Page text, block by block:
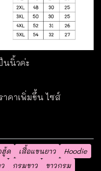
นนิ้วค่ะ
คาเพิ่มขึ้น ไซส์
ฮู้ด เสื้อแขนยาว
Hoodie
กรมขาว ขาวกรม